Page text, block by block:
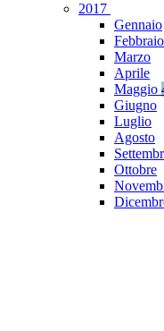
2017
Gennaio
Febbraio
Marzo
Aprile
Maggio
Giugno
Luglio
Agosto
Ottobre